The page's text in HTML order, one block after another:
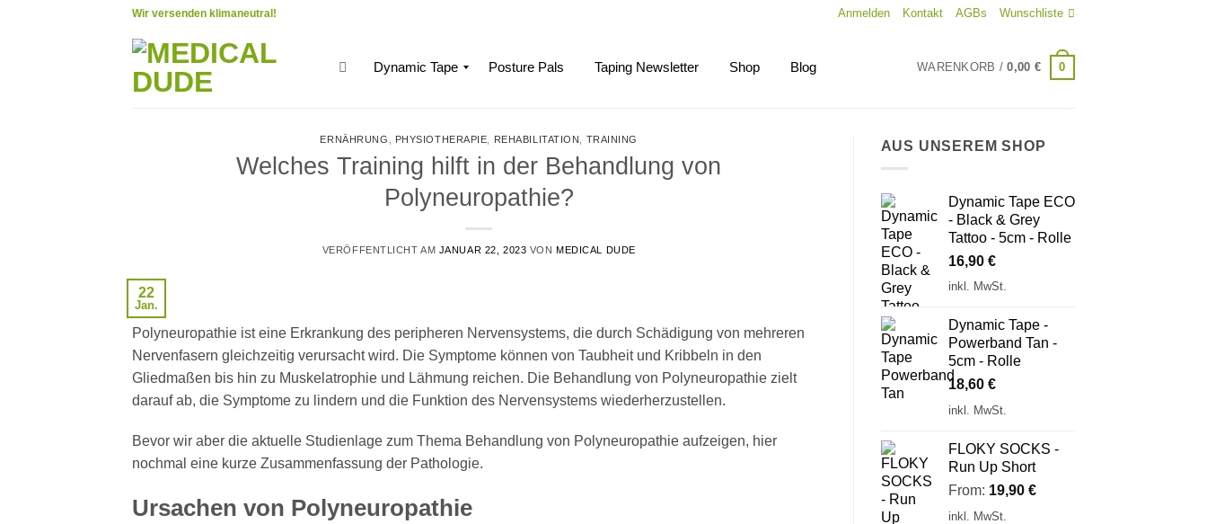
Wir versenden klimaneutral! Anmelden Kontakt AGBs Wunschliste
Dynamic Tape Posture Pals Taping Newsletter Shop Blog WARENKORB /0,00 € 0
ERNÄHRUNG PHYSIOTHERAPIE REHABILITATION TRAINING
Welches Training hilft in der Behandlung von
Polyneuropathie?
VERÖFFENTLICHT AM JANUAR 22, 2023 VONMEDICAL DUDE
22
Jan.
Polyneuropathie ist eine Erkrankung des peripheren Nervensystems, die durch Schädigung von mehreren
Nervenfasern gleichzeitig verursacht wird. Die Symptome können von Taubheit und Kribbeln in den
Gliedmaßen bis hin zu Muskelatrophie und Lähmung reichen. Die Behandlung von Polyneuropathie zielt
darauf ab, die Symptome zu lindern und die Funktion des Nervensystems wiederherzustellen.
Bevor wir aber die aktuelle Studienlage zum Thema Behandlung von Polyneuropathie aufzeigen, hier
nochmal eine kurze Zusammenfassung der Pathologie.
Ursachen von Polyneuropathie
AUS UNSEREM SHOP
Dynamic Tape ECO
- Black & Grey
Tattoo - 5cm - Rolle
16,90 €
inkl. MwSt.
Dynamic Tape -
Powerband Tan -
5cm - Rolle
18,60 €
inkl. MwSt.
FLOKY SOCKS -
Run Up Short
From: 19,90 €
inkl. MwSt.